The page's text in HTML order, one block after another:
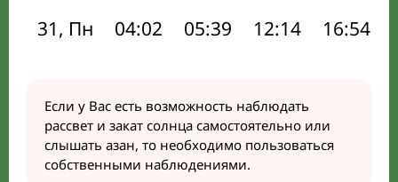
31, Пн
04:02 05:39 12:14 16:54
Если у Вас есть возможность наблюдать
рассвет и закат солнца самостоятельно или
слышать азан, то необходимо пользоваться
собственными наблюдениями.